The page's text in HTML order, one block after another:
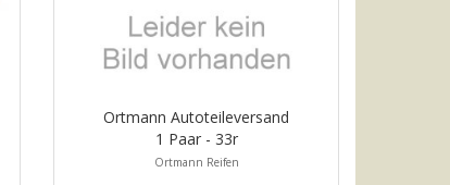
Ortmann Autoteileversand
1 Paar - 33r
Ortmann Reifen